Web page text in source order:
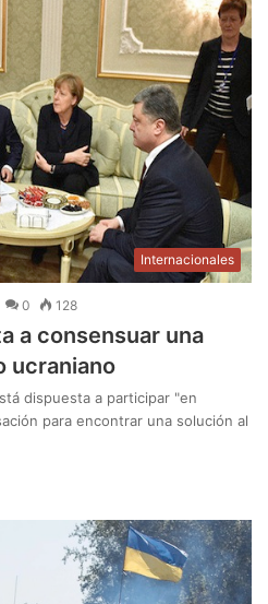
Internacionales
0 128
a consensuar una
ucraniano
dispuesta a participar "en
para encontrar una solución al